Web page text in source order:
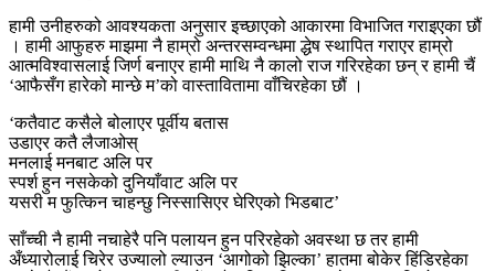
हामी उनीहरुको आवश्यकता अनुसार इच्छाएको आकारमा विभाजित गराइएका छौं
। हामी आफुहरु माझमा नै हाम्रो अन्तरसम्वन्धमा द्धेष स्थापित गराएर हाम्रो
आत्मविश्वासलाई जिर्ण बनाएर हामी माथि नै कालो राज गरिरहेका छन् र हामी चैं
‘आफैसँग हारेको मान्छे म’को वास्तावितामा वाँचिरहेका छौं ।
‘कतैवाट कसैले बोलाएर पूर्वीय बतास
उडाएर कतै लैजाओस्
मनलाई मनबाट अलि पर
स्पर्श हुन नसकेको दुनियाँवाट अलि पर
यसरी म फुत्किन चाहन्छु निस्सासिएर घेरिएको भिडबाट’
साँच्ची नै हामी नचाहेरै पनि पलायन हुन परिरहेको अवस्था छ तर हामी
अँध्यारोलाई चिरेर उज्यालो ल्याउन ‘आगोको झिल्का’ हातमा बोकेर हिंडिरहेका